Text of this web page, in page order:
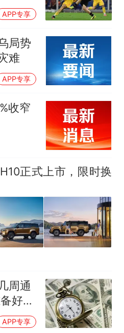
建功
APP专享
局势
难
APP专享
收窄
正式上市，限时换
周通
好加
APP专享